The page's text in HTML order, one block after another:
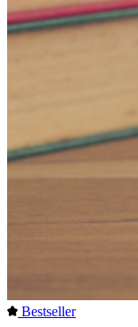
Bestseller